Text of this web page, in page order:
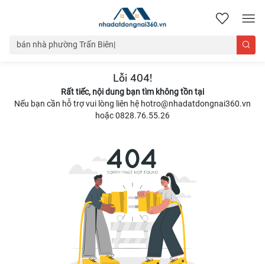
nhadatdongnai360.vn
Lỗi 404!
Rất tiếc, nội dung bạn tìm không tồn tại
Nếu bạn cần hỗ trợ vui lòng liên hệ hotro@nhadatdongnai360.vn
hoặc 0828.76.55.26